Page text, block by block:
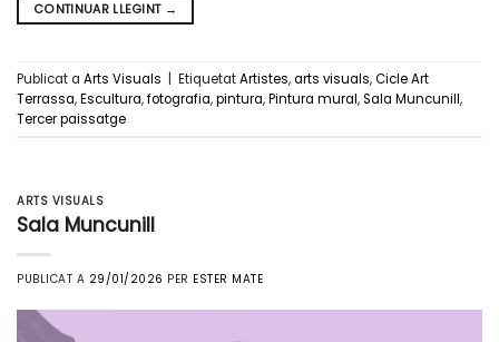
CONTINUAR LLEGINT →
Publicat a Arts Visuals | EtiquetatArtistes,arts visuals,Cicle Art
Terrassa,Escultura,fotografia,pintura,Pintura mural,Sala Muncunill,
Tercer paissatge
ARTS VISUALS
Sala Muncunill
PUBLICAT A 29/01/2026 PER ESTER MATE